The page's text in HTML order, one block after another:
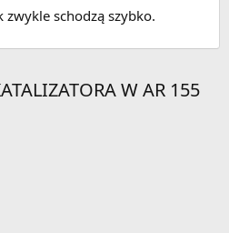
zwykle schodzą szybko.
W AR 155